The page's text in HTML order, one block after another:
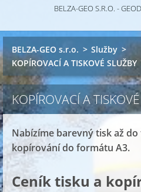
BELZA-GEO S.R.O. -
BELZA-GEO s.r.o. > Služby >
KOPÍROVACÍ A TISKOVÉ SLUŽBY
KOPÍROVACÍ A
Nabízíme barevný tisk až
kopírování do formátu A3.
Ceník tisku a